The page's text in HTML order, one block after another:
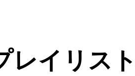
レイリスト